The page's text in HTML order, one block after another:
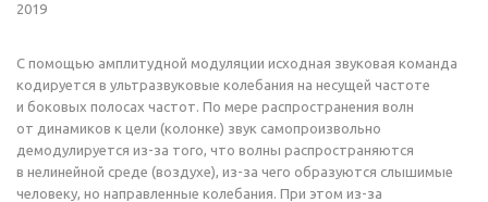
2019
С помощью амплитудной модуляции исходная звуковая команда
кодируется в ультразвуковые колебания на несущей частоте
и боковых полосах частот. По мере распространения волн
от динамиков к цели (колонке) звук самопроизвольно
демодулируется из-за того, что волны распространяются
в нелинейной среде (воздухе), из-за чего образуются слышимые
человеку, но направленные колебания. При этом из-за